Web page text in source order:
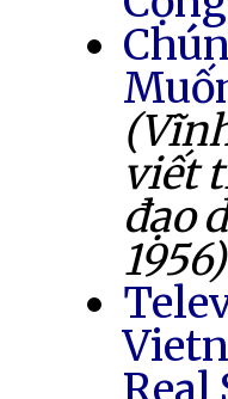
viết
đạo
1956)